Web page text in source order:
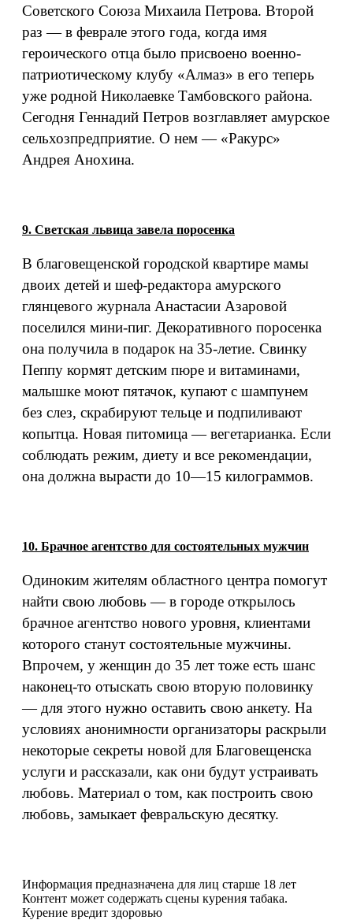
Советского Союза Михаила Петрова. Второй
раз — в феврале этого года, когда имя
героического отца было присвоено военно-
патриотическому клубу «Алмаз» в его теперь
уже родной Николаевке Тамбовского района.
Сегодня Геннадий Петров возглавляет амурское
сельхозпредприятие. О нем — «Ракурс»
Андрея Анохина.
9. Светская львица завела поросенка
В благовещенской городской квартире мамы
двоих детей и шеф-редактора амурского
глянцевого журнала Анастасии Азаровой
поселился мини-пиг. Декоративного поросенка
она получила в подарок на 35-летие. Свинку
Пеппу кормят детским пюре и витаминами,
малышке моют пятачок, купают с шампунем
без слез, скрабируют тельце и подпиливают
копытца. Новая питомица — вегетарианка. Если
соблюдать режим, диету и все рекомендации,
она должна вырасти до 10—15 килограммов.
10. Брачное агентство для состоятельных мужчин
Одиноким жителям областного центра помогут
найти свою любовь — в городе открылось
брачное агентство нового уровня, клиентами
которого станут состоятельные мужчины.
Впрочем, у женщин до 35 лет тоже есть шанс
наконец-то отыскать свою вторую половинку
— для этого нужно оставить свою анкету. На
условиях анонимности организаторы раскрыли
некоторые секреты новой для Благовещенска
услуги и рассказали, как они будут устраивать
любовь. Материал о том, как построить свою
любовь, замыкает февральскую десятку.
Информация предназначена для лиц старше 18 лет
Контент может содержать сцены курения табака.
Курение вредит здоровью